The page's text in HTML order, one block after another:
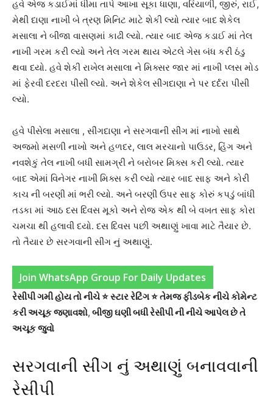
હવે એજ કડાઈમાં ધીમા તાપે આખા સૂકા ધાણા, વરિયાળી, જીરું, રાઈ,
મેથી દાણા નાખી બે ત્રણ મિનિટ માટે શેકી લ્યો ત્યાર બાદ શેકેલ
મસાલા ને બીજા વાસણમાં કાઢી લ્યો. ત્યાર બાદ એજ કડાઈ માં તેલ
નાખી ગરમ કરી લ્યો અને તેલ ગરમ થાય એટલે ગેસ બંધ કરી ઠંડુ
થવા દયો. હવે શેકી રાખેલ મસાલા ને મિક્સર જાર માં નાખી પ્લસ મોડ
માં ફેરવી દરદરા પીસી લ્યો. અને શેકેલ સીંગદાણા ને પર દર્દરા પીસી
લ્યો.
હવે પીસેલા મસાલા , સીંગદાણા ને સરગવાની સીંગ માં નાખો સાથે
અજમો મસળી નાખો અને હળદર, લાલ મરચાનો પાઉડર, હિંગ અને
નવશેકું તેલ નાખી બધી સામગ્રી ને બરોબર મિક્સ કરી લ્યો. ત્યાર
બાદ એમાં વિનેગર નાખી મિક્સ કરી લ્યો ત્યાર બાદ સાફ અને કોરી
કાચ ની બરણી માં ભરી લ્યો. અને બરણી ઉપર સાફ કોરું કપડું બાંધી
તડકા માં આઠ દસ દિવસ મૂકો અને રોજ એક થી બે વખત સાફ કોરા
ચમચા થી હલાવી દયો. દસ દિવસ પછી અથાણું ખાવા માટે તૈયાર છે.
તો તૈયાર છે સરગવાની સીંગ નું અથાણું.
Join WhatsApp Group For Daily Updates
રેસીપી ગમી હોય તો નીચે ⭐ સ્ટાર રેટિંગ ⭐ તેમજ ફીડબેક નીચે કોમેન્ટ
કરી અચૂક જણાવશો, બીજી ઘણી બધી રેસીપી ની નીચે આપેલ છે તે
અચૂક જુવો
સરગવાની સીંગ નું અથાણું બનાવવાની
રેસીપી